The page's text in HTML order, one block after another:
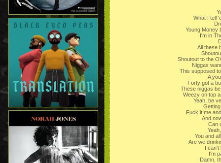
What I tell
Young Money
I'm in
All these
Shoutout to the
Niggas
This supposed
A
Forty got a
These niggas
Weezy on top
Yeah, be
Fuck it me
And
Can
You and
Are we
I can't
I'm
Damn,